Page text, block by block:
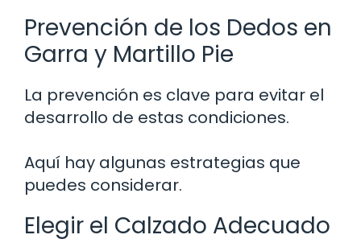
Prevención de los Dedos en
Garra y Martillo Pie
La prevención es clave para evitar el
desarrollo de estas condiciones.
Aquí hay algunas estrategias que
puedes considerar.
Elegir el Calzado Adecuado